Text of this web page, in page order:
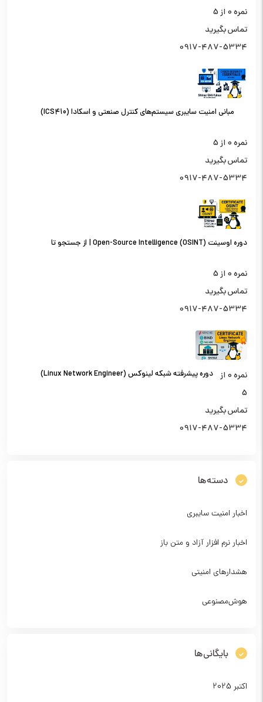
نمره0 از 5
تماس بگیرید
0917-487-5334
مبانی امنیت سایبری سیستم‌های کنترل صنعتی و اسکادا (ICS410)
نمره0 از 5
تماس بگیرید
0917-487-5334
دوره اوسینت (OSINT) Open-Source Intelligence | از جستجو تا
نمره0 از 5
تماس بگیرید
0917-487-5334
دوره پیشرفته شبکه لینوکس (Linux Network Engineer) نمره0 از
5
تماس بگیرید
0917-487-5334
دسته‌ها
اخبار امنیت سایبری
اخبار نرم افزار آزاد و متن باز
هشدارهای امنیتی
هوش‌مصنوعی
بایگانی‌ها
اکتبر 2025